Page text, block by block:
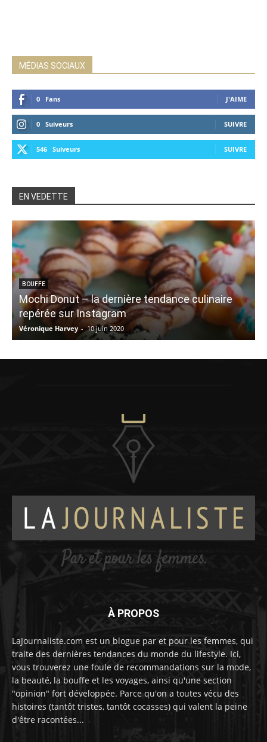
MÉDIAS SOCIAUX
0 Fans J'AIME
0 Suiveurs SUIVRE
546 Suiveurs SUIVRE
EN VEDETTE
BOUFFE
Mochi Donut – la dernière tendance culinaire
repérée sur Instagram
Véronique Harvey - 10 juin 2020
À PROPOS
LaJournaliste.com est un blogue par et pour les femmes, qui
traite des dernières tendances du monde du lifestyle. Ici,
vous trouverez une foule de recommandations sur la mode,
la beauté, la bouffe et les voyages, ainsi qu'une section
"opinion" fort développée. Parce qu'on a toutes vécu des
histoires (tantôt tristes, tantôt cocasses) qui valent la peine
d'être racontées...